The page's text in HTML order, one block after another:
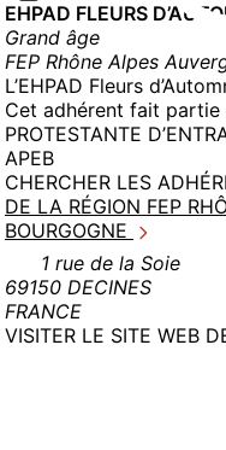
EHPAD FLEURS
Grand âge
FEP Rhône Alpes
L’EHPAD Fleurs
Cet adhérent fait partie
PROTESTANTE
APEB
CHERCHER LES
DE LA RÉGION FEP
BOURGOGNE
1 rue de la Soie
69150 DECINES
FRANCE
VISITER LE SITE WEB